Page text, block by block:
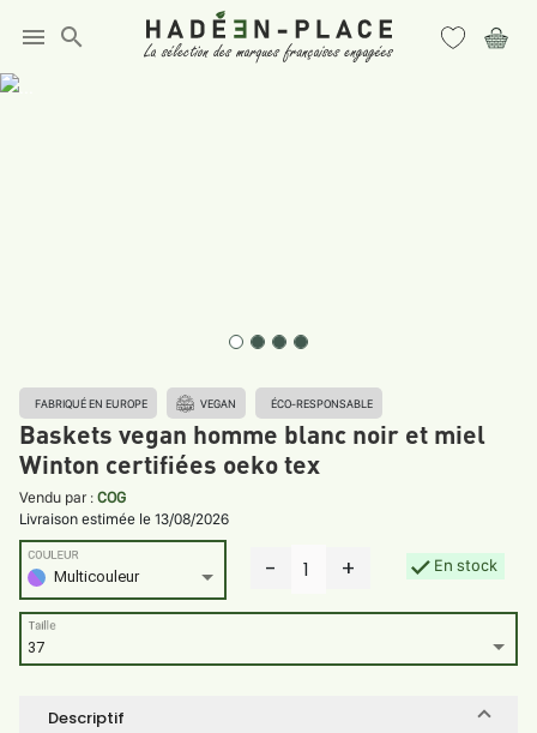
menu search
FABRIQUÉ EN EUROPE VEGAN ÉCO-RESPONSABLE
Baskets vegan homme blanc noir et miel
Winton certifiées oeko tex
Vendu par : COG
Livraison estimée le 13/08/2026
Multicouleur
COULEUR - 1 + En stock
37
Taille
Descriptif